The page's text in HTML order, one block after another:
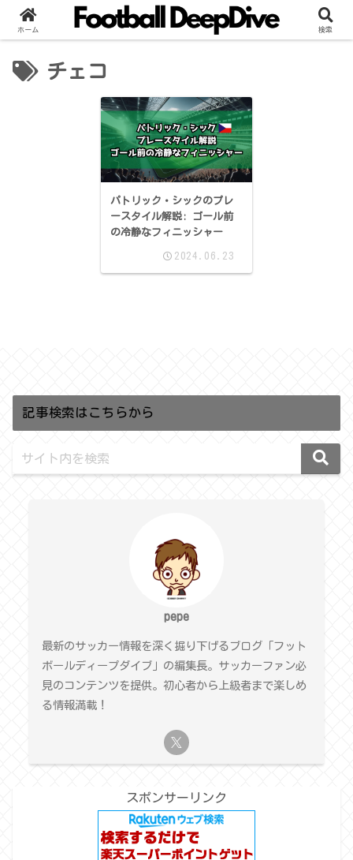
チェコ
パトリック・シックのプレ
ースタイル解説: ゴール前
の冷静なフィニッシャー
2024.06.23
記事検索はこちらから
pepe
最新のサッカー情報を深く掘り下げるブログ「フット
ボールディープダイブ」の編集長。サッカーファン必
見のコンテンツを提供。初心者から上級者まで楽しめ
る情報満載！
スポンサーリンク
ホーム 検索